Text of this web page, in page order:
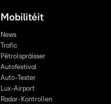
Mobilitéit
News
Trafic
Pëtrolspräisser
Autofestival
Auto-Tester
Lux-Airport
Radar-Kontrollen